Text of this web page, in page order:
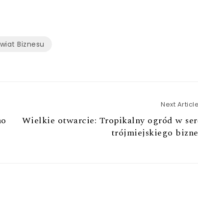
Biznesu
Next Article
Wielkie otwarcie: Tropikalny ogród w
trójmiejskiego